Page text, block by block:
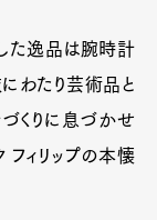
た逸品は腕時計
わたり芸術品と
くりに息づかせ
フィリップの本懐